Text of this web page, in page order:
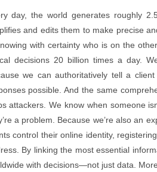
day, the world generates roughly
and edits them to make precise
with certainty who is on the
decisions 20 billion times a day.
we can authoritatively tell a
possible. And the same
attackers. We know when someone
a problem. Because we’re also an
control their online identity,
By linking the most essential
with decisions—not just data.